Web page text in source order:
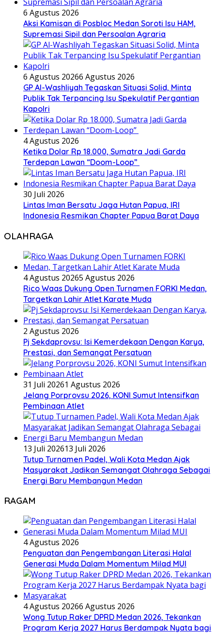
6 Agustus 2026
Aksi Kamisan di Posbloc Medan Soroti Isu HAM,
Supremasi Sipil dan Persoalan Agraria
6 Agustus 20266 Agustus 2026
GP Al-Washliyah Tegaskan Situasi Solid, Minta
Publik Tak Terpancing Isu Spekulatif Pergantian
Kapolri
4 Agustus 2026
Ketika Dolar Rp 18.000, Sumatra Jadi Garda
Terdepan Lawan “Doom-Loop”
30 Juli 2026
Lintas Iman Bersatu Jaga Hutan Papua, IRI
Indonesia Resmikan Chapter Papua Barat Daya
OLAHRAGA
4 Agustus 20265 Agustus 2026
Rico Waas Dukung Open Turnamen FORKI Medan,
Targetkan Lahir Atlet Karate Muda
2 Agustus 2026
Pj Sekdaprovsu: Isi Kemerdekaan Dengan Karya,
Prestasi, dan Semangat Persatuan
31 Juli 20261 Agustus 2026
Jelang Porprovsu 2026, KONI Sumut Intensifkan
Pembinaan Atlet
13 Juli 202613 Juli 2026
Tutup Turnamen Padel, Wali Kota Medan Ajak
Masyarakat Jadikan Semangat Olahraga Sebagai
Energi Baru Membangun Medan
RAGAM
4 Agustus 2026
Penguatan dan Pengembangan Literasi Halal
Generasi Muda Dalam Momentum Milad MUI
4 Agustus 20266 Agustus 2026
Wong Tutup Raker DPRD Medan 2026, Tekankan
Program Kerja 2027 Harus Berdampak Nyata bagi